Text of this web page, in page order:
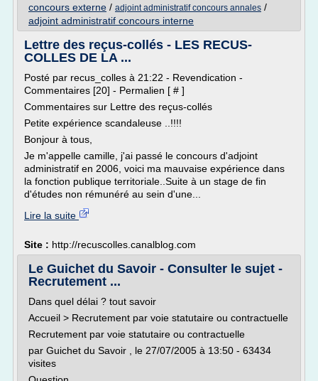
concours externe / adjoint administratif concours annales /
adjoint administratif concours interne
Lettre des reçus-collés - LES RECUS-
COLLES DE LA ...
Posté par recus_colles à 21:22 - Revendication -
Commentaires [20] - Permalien [ # ]
Commentaires sur Lettre des reçus-collés
Petite expérience scandaleuse ..!!!!
Bonjour à tous,
Je m'appelle camille, j'ai passé le concours d'adjoint
administratif en 2006, voici ma mauvaise expérience dans
la fonction publique territoriale..Suite à un stage de fin
d'études non rémunéré au sein d'une...
Lire la suite
Site : http://recuscolles.canalblog.com
Le Guichet du Savoir - Consulter le sujet -
Recrutement ...
Dans quel délai ? tout savoir
Accueil > Recrutement par voie statutaire ou contractuelle
Recrutement par voie statutaire ou contractuelle
par Guichet du Savoir , le 27/07/2005 à 13:50 - 63434
visites